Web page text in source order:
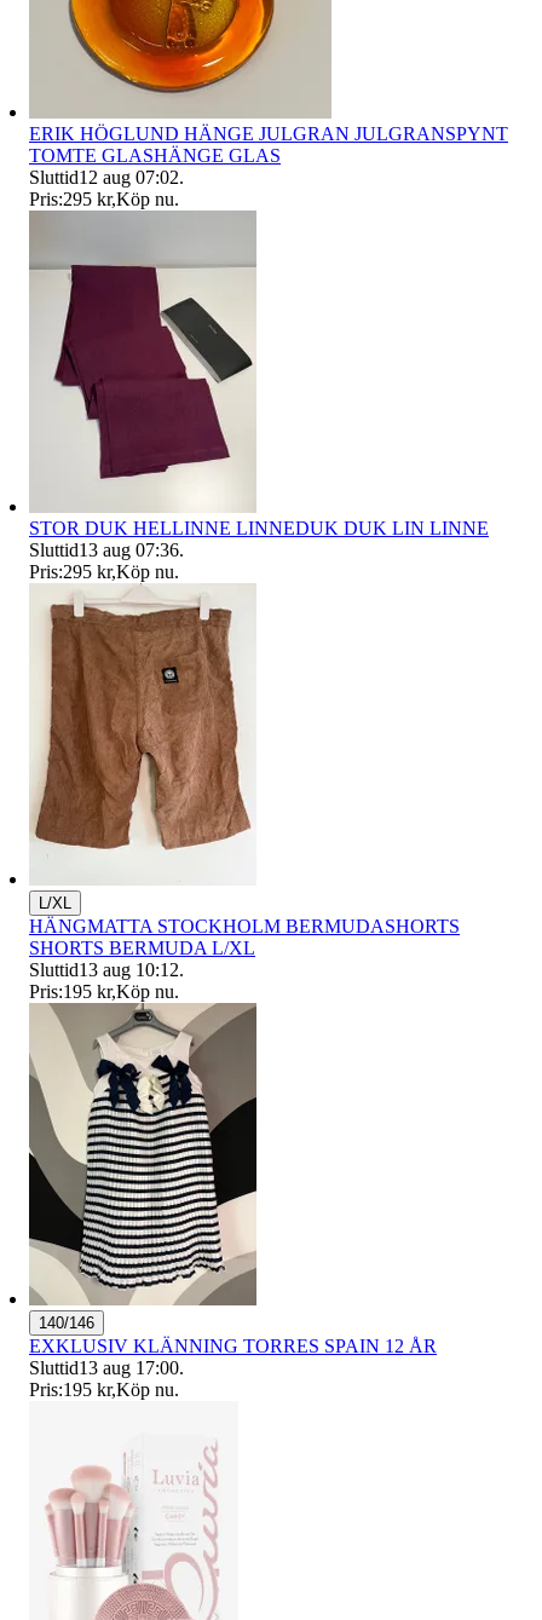
ERIK HÖGLUND HÄNGE JULGRAN JULGRANSPYNT
TOMTE GLASHÄNGE GLAS
Sluttid12 aug 07:02.
Pris:295 kr,Köp nu.
STOR DUK HELLINNE LINNEDUK DUK LIN LINNE
Sluttid13 aug 07:36.
Pris:295 kr,Köp nu.
L/XL
HÄNGMATTA STOCKHOLM BERMUDASHORTS
SHORTS BERMUDA L/XL
Sluttid13 aug 10:12.
Pris:195 kr,Köp nu.
140/146
EXKLUSIV KLÄNNING TORRES SPAIN 12 ÅR
Sluttid13 aug 17:00.
Pris:195 kr,Köp nu.